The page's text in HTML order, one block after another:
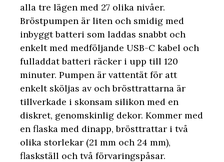
alla tre lägen med 27 olika nivåer.
Bröstpumpen är liten och smidig med
inbyggt batteri som laddas snabbt och
enkelt med medföljande USB-C kabel och
fulladdat batteri räcker i upp till 120
minuter. Pumpen är vattentät för att
enkelt sköljas av och brösttrattarna är
tillverkade i skonsam silikon med en
diskret, genomskinlig dekor. Kommer med
en flaska med dinapp, brösttrattar i två
olika storlekar (21 mm och 24 mm),
flaskställ och två förvaringspåsar.